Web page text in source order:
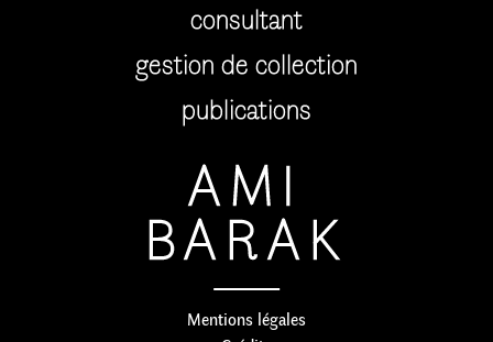
consultant
gestion de collection
publications
AMI
BARAK
Mentions légales